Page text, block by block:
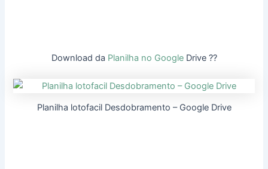
Download da Planilha no GoogleDrive ??
Planilha lotofacil Desdobramento – Google Drive